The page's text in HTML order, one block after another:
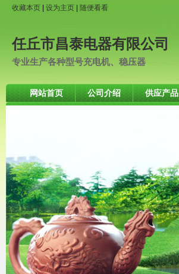
收藏本页 设为主页 随便看看
任丘市昌泰电器有限公司
专业生产各种型号充电机、稳压器
网站首页 公司介绍 供应产品